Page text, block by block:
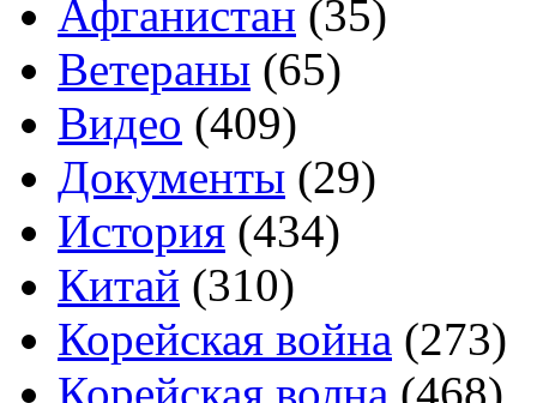
Афганистан (35)
Ветераны (65)
Видео (409)
Документы (29)
История (434)
Китай (310)
Корейская война (273)